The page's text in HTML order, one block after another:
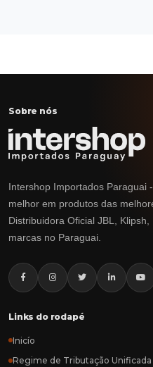
Sobre nós
Intershop Importados Paraguai
melhor em produtos das
Distribuidora Oficial JBL,
marcas no Paraguai.
Links do rodapé
Inicío
Regime de Tributação Unificada